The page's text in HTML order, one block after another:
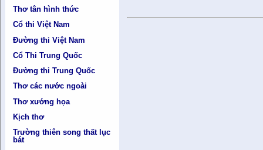
Thơ tân hình thức
Cổ thi Việt Nam
Đường thi Việt Nam
Cổ Thi Trung Quốc
Đường thi Trung Quốc
Thơ các nước ngoài
Thơ xướng họa
Kịch thơ
Trường thiên song thất lục
bát